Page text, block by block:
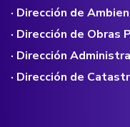
· Dirección de
· Dirección de Obras
· Dirección
· Dirección de